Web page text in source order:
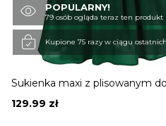
OBUWIE
BIELIZNA
POPULARNY!
79 osób ogląda teraz ten produkt
Kupione 75 razy w ciągu
Sukienka maxi z plisowanym
129.99 zł